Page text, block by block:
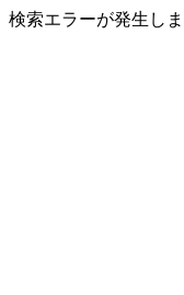
検索エラーが発生し